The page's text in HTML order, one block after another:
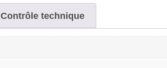
Contrôle technique